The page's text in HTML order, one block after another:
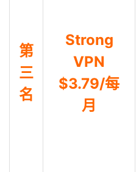
第
三
名
Strong
VPN
$3.79/每
月